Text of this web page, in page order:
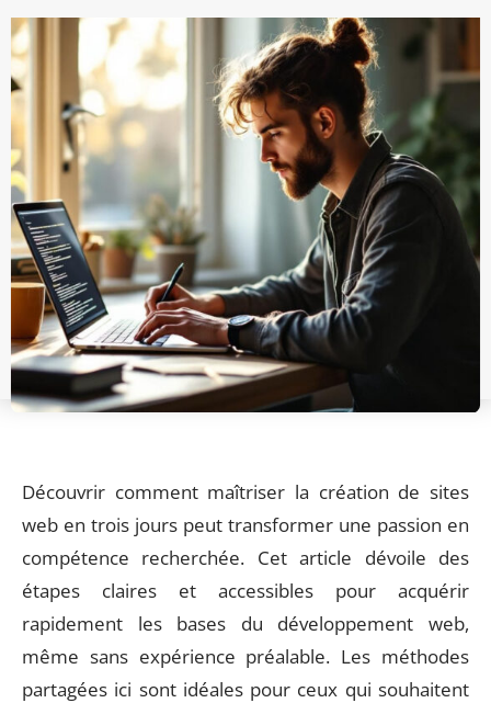
Découvrir comment maîtriser la création de sites
web en trois jours peut transformer une passion en
compétence recherchée. Cet article dévoile des
étapes claires et accessibles pour acquérir
rapidement les bases du développement web,
même sans expérience préalable. Les méthodes
partagées ici sont idéales pour ceux qui souhaitent